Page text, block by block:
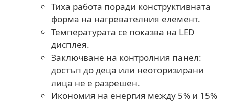
Тиха работа поради конструктивната
форма на нагревателния елемент.
Температурата се показва на LED
дисплея.
Заключване на контролния панел:
достъп до деца или неоторизирани
лица не е разрешен.
Икономия на енергия между 5% и 15%